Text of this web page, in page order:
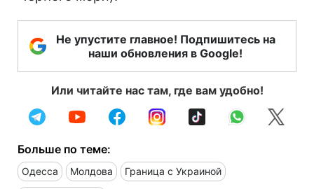
Не упустите главное! Подпишитесь на
наши обновления в Google!
Или читайте нас там, где вам удобно!
Больше по теме:
Одесса Молдова Граница с Украиной